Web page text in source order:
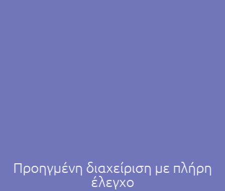
Προηγμένη διαχείριση με πλήρη
έλεγχο